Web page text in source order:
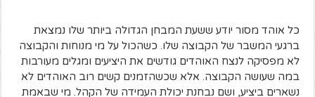
כל אוהד מסור יודע ששעת המבחן הגדולה ביותר שלו נמצאת
ברגעי המשבר של הקבוצה שלו. כשהכול על מי מנוחות והקבוצה
לא מפסיקה לנצח האוהדים גודשים את היציעים ומגלים מעורבות
במה שעושה הקבוצה. אלא שכשהזמנים קשים רוב האוהדים לא
נשארים ביציע, ושם נבחנת יכולת העמידה של הקהל. מי שבאמת